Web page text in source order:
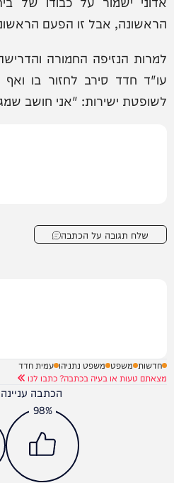
הראשונה, אבל זו הפעם
למרות הנזיפה החמורה
עו"ד חדד סירב לחזור בו
לשופטת ישירות: "אני חושב
שלח תגובה על הכתבה
חדשות משפט משפט נתניהו עמית חדד
מצאתם טעות או בעיה בכתבה? כתבו לנו
הכתבה
98%